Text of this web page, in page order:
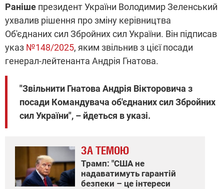
Раніше президент України Володимир Зеленський
ухвалив рішення про зміну керівництва
Об'єднаних сил Збройних сил України. Він підписав
указ №148/2025, яким звільнив з цієї посади
генерал-лейтенанта Андрія Гнатова.
"Звільнити Гнатова Андрія Вікторовича з
посади Командувача об'єднаних сил Збройних
сил України", – йдеться в указі.
ЗА ТЕМОЮ
Трамп: "США не
надаватимуть гарантій
безпеки – це інтереси